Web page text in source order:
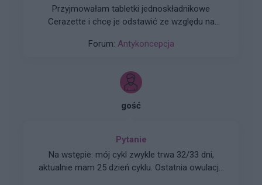
Przyjmowałam tabletki jednoskładnikowe
Cerazette i chcę je odstawić ze względu na
was okres?
Forum: Antykoncepcja
gość
Pytanie
Na wstępie: mój cykl zwykle trwa 32/33 dni,
aktualnie mam 25 dzień cyklu. Ostatnia owulacja